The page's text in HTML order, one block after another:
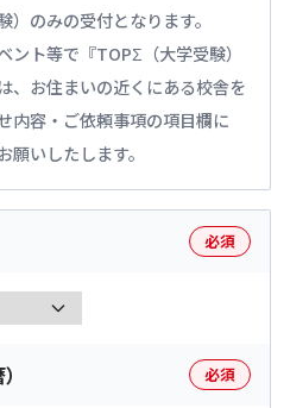
のみの受付となります。
ント等で『TOPΣ（大学受験）
、お住まいの近くにある校舎を
内容・ご依頼事項の項目欄に
願いしたします。
必須
必須